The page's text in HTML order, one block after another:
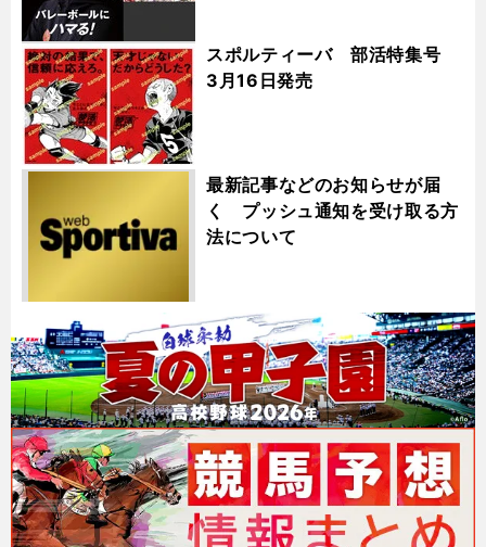
スポルティーバ 部活特集号
3月16日発売
最新記事などのお知らせが届
く プッシュ通知を受け取る方
法について